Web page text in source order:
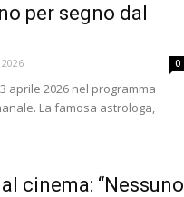
per segno dal
0
aprile 2026 nel programma
La famosa astrologa,
cinema: “Nessuno